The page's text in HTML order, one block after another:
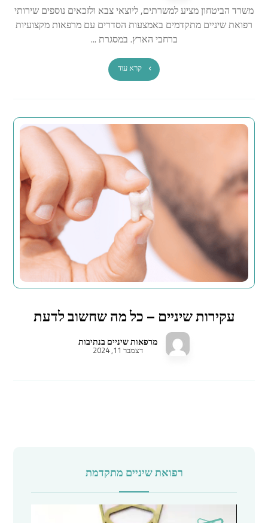
משרד הביטחון מציע למשרתים, ליוצאי צבא ולזכאים נוספים שירותי
רפואת שיניים מתקדמים באמצעות הסדרים עם מרפאות מקצועיות
ברחבי הארץ. במסגרת ...
קרא עוד
עקירות שיניים – כל מה שחשוב לדעת
מרפאות שיניים בנתיבות
דצמבר 11, 2024
רפואת שיניים מתקדמת